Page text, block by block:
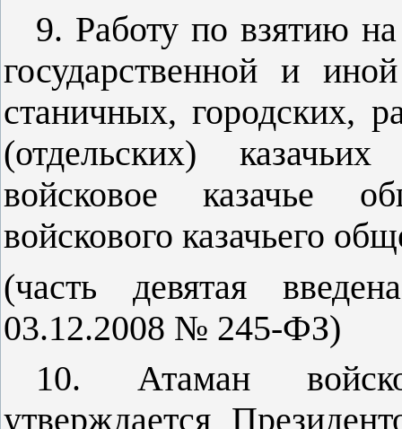
9. Работу по взятию
государственной и
станичных, городских,
(отдельских)
войсковое казачье
войскового казачьего
(часть девятая
03.12.2008 № 245-ФЗ)
10. Атаман
утверждается